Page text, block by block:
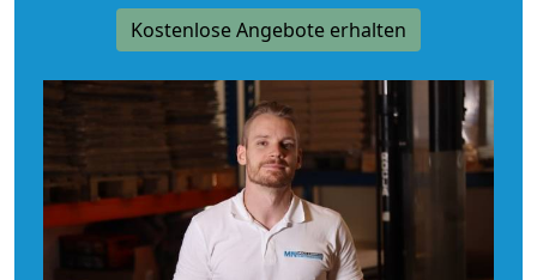
Kostenlose Angebote erhalten